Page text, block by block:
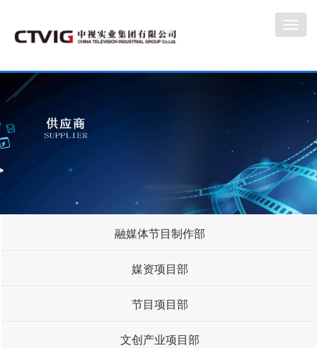
融媒体节目制作部
媒资项目部
节目项目部
文创产业项目部